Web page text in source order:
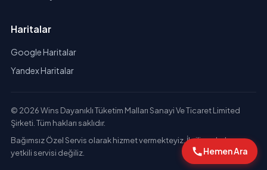
Haritalar
Google Haritalar
Yandex Haritalar
© 2026 Wins Dayanıklı Tüketim Malları Sanayi Ve Ticaret Limited
Şirketi. Tüm hakları saklıdır.
Bağımsız Özel Servis olarak hizmet vermekteyiz. İlgili markaların
yetkili servisi değiliz.
Hemen Ara